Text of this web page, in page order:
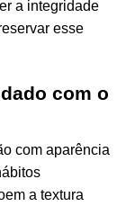
a integridade
esse
com o
com aparência
a textura